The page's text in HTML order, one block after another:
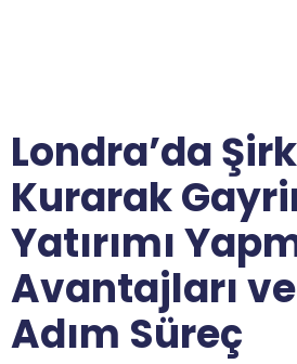
Londra’da
Kurarak
Yatırımı
Avantajları
Adım Süreç